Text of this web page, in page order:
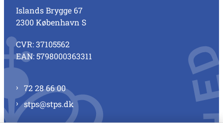
Islands Brygge 67
2300 København S
CVR: 37105562
EAN: 5798000363311
72 28 66 00
stps@stps.dk